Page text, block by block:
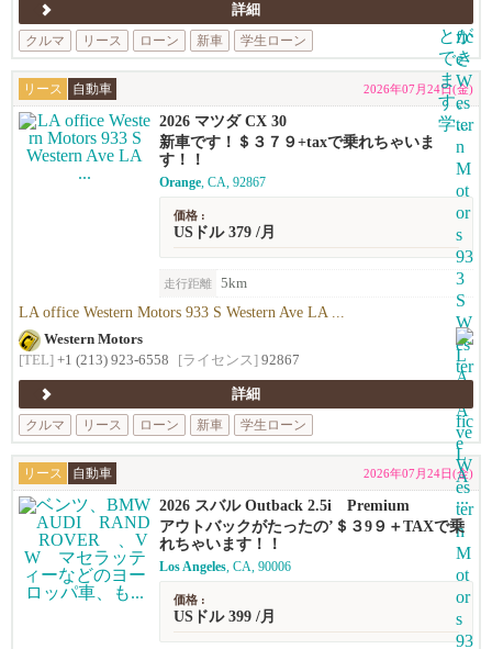
詳細
クルマ
リース ローン 新車 学生ローン
リース 自動車 2026年07月24日(金)
2026 マツダ CX 30
新車です！＄３７９+taxで乗れちゃいま
す！！
Orange, CA, 92867
価格 :
USドル 379 /月
走行距離 5km
LA office Western Motors 933 S Western Ave LA ...
Western Motors
[TEL] +1 (213) 923-6558 [ライセンス] 92867
詳細
クルマ
リース ローン 新車 学生ローン
リース 自動車 2026年07月24日(金)
2026 スバル Outback 2.5i Premium
アウトバックがたったの’＄３9９＋TAXで乗
れちゃいます！！
Los Angeles, CA, 90006
価格 :
USドル 399 /月